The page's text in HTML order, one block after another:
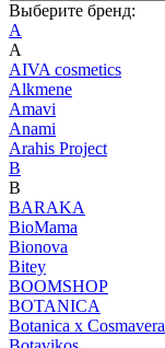
Выберите бренд:
A
A
AIVA cosmetics
Alkmene
Amavi
Anami
Arahis Project
B
B
BARAKA
BioMama
Bionova
Bitey
BOOMSHOP
BOTANICA
Botanica х Cosmavera